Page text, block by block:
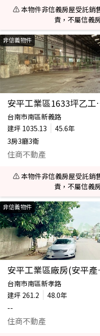
⚠️ 本物件非信義房屋受託銷
責，不屬信義
非信義物件
安平工
台南市南區新義路
建坪 1035.13
45.6年
3房3廳3衛
住商不動產
⚠️ 本物件非信義房屋受託銷
責，不屬信義
非信義物件
安
台南市南區新孝路
建坪 261.2
48.0年
--
住商不動產